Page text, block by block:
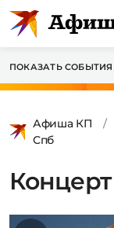
ПОКАЗАТЬ СОБЫТИЯ
Афиша КП
Спб